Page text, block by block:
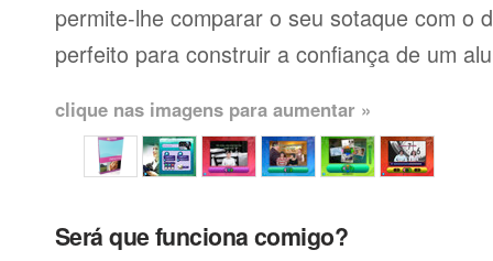
permite-lhe comparar o seu sotaque com o
perfeito para construir a confiança de um
clique nas imagens para aumentar »
Será que funciona comigo?